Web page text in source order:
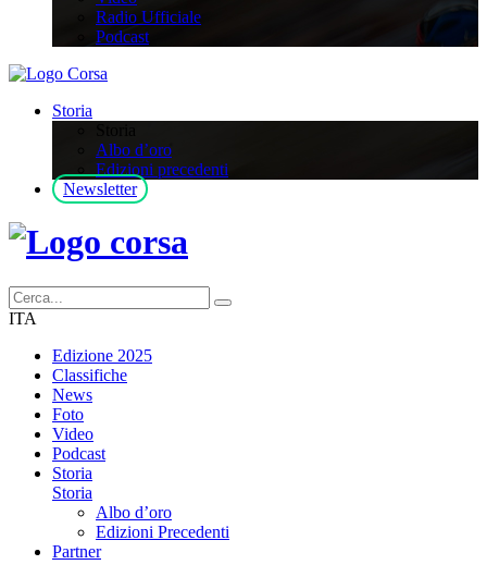
Radio Ufficiale
Podcast
Storia
Albo d’oro
Edizioni precedenti
Newsletter
ITA
Edizione 2025
Classifiche
News
Foto
Video
Podcast
Storia
Storia
Albo d’oro
Edizioni Precedenti
Partner